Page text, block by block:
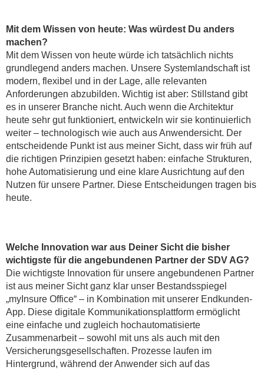
Mit dem Wissen von heute: Was würdest Du anders
machen?
Mit dem Wissen von heute würde ich tatsächlich nichts
grundlegend anders machen. Unsere Systemlandschaft ist
modern, flexibel und in der Lage, alle relevanten
Anforderungen abzubilden. Wichtig ist aber: Stillstand gibt
es in unserer Branche nicht. Auch wenn die Architektur
heute sehr gut funktioniert, entwickeln wir sie kontinuierlich
weiter – technologisch wie auch aus Anwendersicht. Der
entscheidende Punkt ist aus meiner Sicht, dass wir früh auf
die richtigen Prinzipien gesetzt haben: einfache Strukturen,
hohe Automatisierung und eine klare Ausrichtung auf den
Nutzen für unsere Partner. Diese Entscheidungen tragen bis
heute.
Welche Innovation war aus Deiner Sicht die bisher
wichtigste für die angebundenen Partner der SDV AG?
Die wichtigste Innovation für unsere angebundenen Partner
ist aus meiner Sicht ganz klar unser Bestandsspiegel
„myInsure Office“ – in Kombination mit unserer Endkunden-
App. Diese digitale Kommunikationsplattform ermöglicht
eine einfache und zugleich hochautomatisierte
Zusammenarbeit – sowohl mit uns als auch mit den
Versicherungsgesellschaften. Prozesse laufen im
Hintergrund, während der Anwender sich auf das